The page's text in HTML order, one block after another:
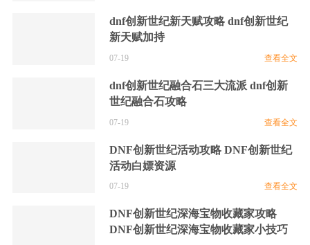
dnf创新世纪新天赋攻略 dnf创新世纪
新天赋加持
07-19 查看全文
dnf创新世纪融合石三大流派 dnf创新
世纪融合石攻略
07-19 查看全文
DNF创新世纪活动攻略 DNF创新世纪
活动白嫖资源
07-19 查看全文
DNF创新世纪深海宝物收藏家攻略
DNF创新世纪深海宝物收藏家小技巧